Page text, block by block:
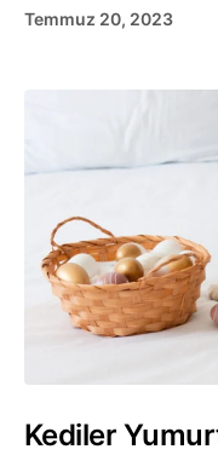
Temmuz 20, 2023
Kediler